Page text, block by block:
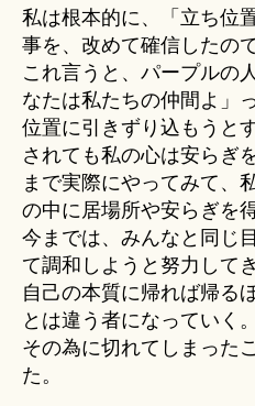
私は根本的に、「立ち位
事を、改めて確信したので
これ言うと、パープルの
なたは私たちの仲間よ」
位置に引きずり込もうと
されても私の心は安らぎ
まで実際にやってみて、
の中に居場所や安らぎを
今までは、みんなと同じ
て調和しようと努力して
自己の本質に帰れば帰る
とは違う者になっていく。
その為に切れてしまった
た。